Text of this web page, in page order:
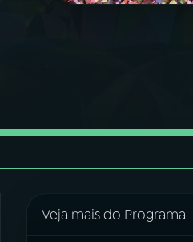
Veja mais do Programa